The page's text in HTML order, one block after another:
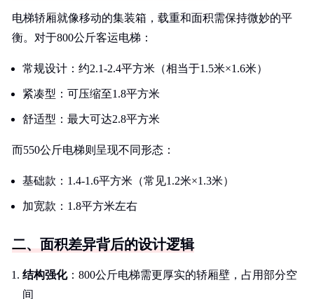
电梯轿厢就像移动的集装箱，载重和面积需保持微妙的平
衡。对于800公斤客运电梯：
常规设计：约2.1-2.4平方米（相当于1.5米×1.6米）
紧凑型：可压缩至1.8平方米
舒适型：最大可达2.8平方米
而550公斤电梯则呈现不同形态：
基础款：1.4-1.6平方米（常见1.2米×1.3米）
加宽款：1.8平方米左右
二、面积差异背后的设计逻辑
结构强化：800公斤电梯需更厚实的轿厢壁，占用部分空
间